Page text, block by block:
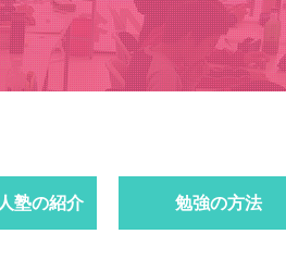
塾の紹介 勉強の方法